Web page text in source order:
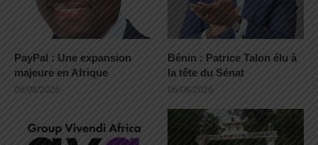
PayPal : Une expansion
majeure en Afrique
06/08/2026
Bénin : Patrice Talon élu à
la tête du Sénat
06/08/2026